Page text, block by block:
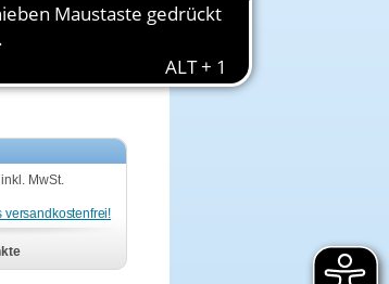
inkl. MwSt.
versandkostenfrei!